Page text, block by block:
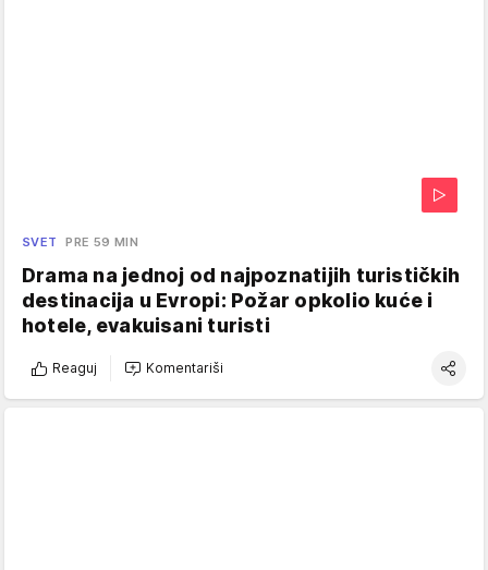
SVET PRE 59 MIN
Drama na jednoj od najpoznatijih turističkih
destinacija u Evropi: Požar opkolio kuće i
hotele, evakuisani turisti
Reaguj Komentariši